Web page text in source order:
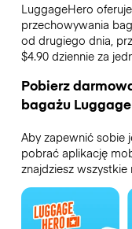
LuggageHero
przechowywania
od drugiego dnia,
$4.90 dziennie za
Pobierz
bagażu
Aby zapewnić sobie
pobrać aplikację
znajdziesz